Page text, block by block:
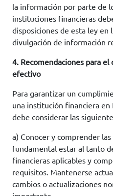
la información por parte de
instituciones financieras
disposiciones de esta ley en
divulgación de información
4. Recomendaciones para
efectivo
Para garantizar un
una institución financiera
debe considerar las
a) Conocer y comprender
fundamental estar al tanto
financieras aplicables y
requisitos. Mantenerse
cambios o actualizaciones